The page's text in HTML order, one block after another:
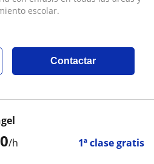
escolar.
Contactar
/h 1ª clase gratis